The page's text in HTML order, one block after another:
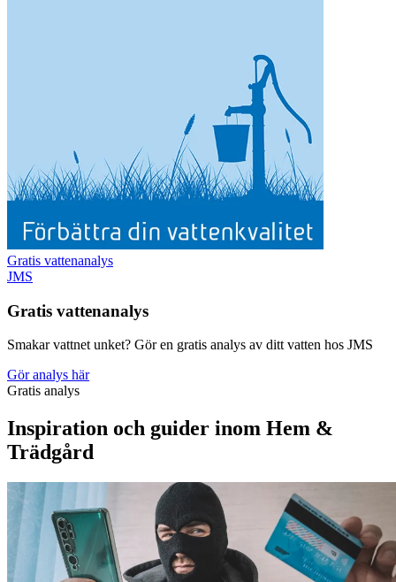
Gratis vattenanalys
JMS
Gratis vattenanalys
Smakar vattnet unket? Gör en gratis analys av ditt vatten hos JMS
Gör analys här
Gratis analys
Inspiration och guider inom Hem &
Trädgård